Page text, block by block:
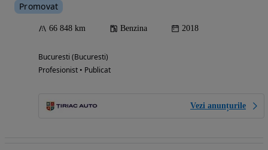
Promovat
66 848 km Benzina 2018
Bucuresti (Bucuresti)
Profesionist • Publicat
Vezi anunțurile